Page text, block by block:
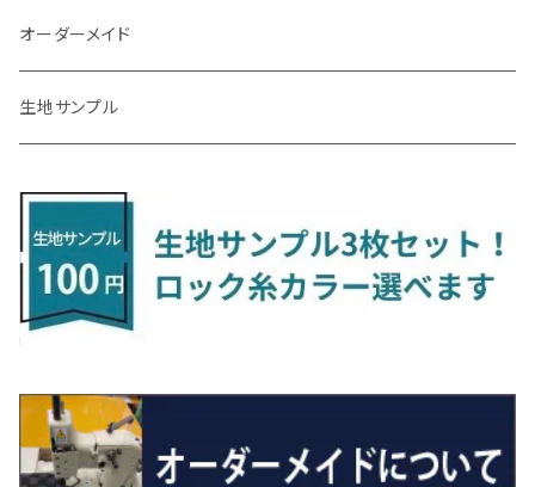
R3/7～ MXPK系
H23/9～H30/4 270系
アリオン
H23/10～R3/3 260系
アルファード/ヴェルファイアＨＶ
H27/1～R5/6 30系
R5/6～ 40系
H24/4～29/10 20系
ヴィッツ
H22/12～R2/3 130系
ヴォクシー
H26/1～R4/1 80系
R4/1～ 90系
エスクァイア
H26/10～R3/12 80系
エスティマ
H29/10～
ＬＸ
H27/9～R3/10 URJ201W
ＮＸ
R3/11～ 20系
H26/10～
ＲＸ
H27/10～R4/7 20系5人乗
H29/12～R4/7 20系7人乗
ＵＸ
H30/11～
H24/6～ E26 3人乗
H24/6～ E26 5・6人乗
キューブ
H14/10～R2/3 Z11・Z12
キックス
R2/6~R8/6 15系(e-POWER)
R8/6～ 16系
H11/6～H16/10 Y34
サクラ
R4/5～ B6AW
シーマ
H13/1～R4/8 F50・Y51
シルビア
H3/1～H11/1 S13・S14
シルフィ
H24/4～R4/1 S3系
H24/2～H26/9 S200系
H26/9～ S500系
シフォン
H28/12～R1/7 LA600/610
ジャスティ
H23/5～ LA100系
ソルテラ
R4/5~ XEAM10X・YEAM15X
ディアスワゴン
H21/9～R2/4 S300系
トレジア
H22/11～H28/3 120系
フォレスター
R1/8～ GJ系
ＭＸ－３０
R2/10～ DREJ3P
アクセラ/アクセラ・スポーツ
H24/11～R1/8 GJ系
キャロル
H27/1～ HB36/37/97S
キャロルエコ
H24/11～H27/1 HB35S
スクラム
H17/9～ DG64/DG17
スクラムトラック
H14/6～ L880/LA400K
タフト
R2/6～ LA900/910S
タント
R1/7～ LA650/660
H28/11～ M900系
ハイゼット・キャディー
H28/6～R3/9 LA700V
ハイゼット・カーゴ
H16/12～ S300/S700系
ハイゼット・トラック
H11/1～ S200/S500系
ブーン
H28/2～ FF21S
エスクード
H17/5～H27/10 TA/TD系
エブリィ
H13/9～ DA系
クロスビー(XBEE)
H29/12～R7/10 MN71S
ジムニー
H3/6～ JA/JB系
ジムニーノマド
R7/4～ JC74W
ジムニーワイド/ジムニーシエラ
H25/6～H31/3 ｅｋカスタム
H31/3～ ｅｋクロス
ekクロスEV
R4/6～ B5AW
アイミーブ
H24/10～R2/12 GF系
アウトランダーＰＨＥＶ
H25/1～ GG/GN系 5人乗
エクリプスクロス/エクリプスクロスPHEV
H30/3～ GK/GL系
タウンボックス
H26/2～ DS17/64W
ディグニティ
H29/9～R5/10 JF3/4
H24/7～H29/8 JF1/2
NBOXスラッシュ
H26/12～R2/2 JF1/2
NBOXジョイ
H24/11～R2/3 JG1・JG2
R2/11～ JG3・JG4
N-ONE e:
R7/9~ JG5
N-VAN
H30/7～ JJ1・JJ2
N-VAN e:
R6/10~ JJ3
N‐WGN/N‐WGNカスタム
H25/4～R3/4 AU系
R3/6～ CDD系
H16/4～28/1 １T系 トゥラン
シャラン
H23/2～ 7N系
Tクロス
R2/7～ A1D系
ティグアン
H20/9～H29/1 5NC系
トゥアレグ
H15/9～H30/4 7L/7P系
パサート
H23/5～H27/7 3CCAX
ザ・ビートル
H30/10～
H24/4～R1/6
Ｃクラス
H26/7～R4/2
ＣＬＡクラス
H27/6～R1/8
ＣＬＳクラス
H30/6～
Ｅクラス
H28/7～
ＧＬＡクラス
H26/5～R2/6
ＧＬＥクラス
MINIクロスオーバー
ラグマット
ラグマットセカンド（L）
ラグマットミニ（S）
オーダーメイド
生地サンプル